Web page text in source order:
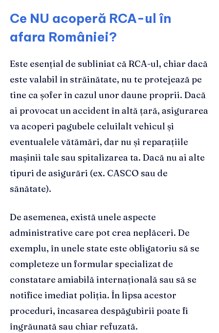
Ce NU acoperă RCA-ul în
afara României?
Este esențial de subliniat că RCA-ul, chiar dacă
este valabil în străinătate, nu te protejează pe
tine ca șofer în cazul unor daune proprii. Dacă
ai provocat un accident în altă țară, asigurarea
va acoperi pagubele celuilalt vehicul și
eventualele vătămări, dar nu și reparațiile
mașinii tale sau spitalizarea ta. Dacă nu ai alte
tipuri de asigurări (ex. CASCO sau de
sănătate).
De asemenea, există unele aspecte
administrative care pot crea neplăceri. De
exemplu, în unele state este obligatoriu să se
completeze un formular specializat de
constatare amiabilă internațională sau să se
notifice imediat poliția. În lipsa acestor
proceduri, încasarea despăgubirii poate fi
îngrăunată sau chiar refuzată.